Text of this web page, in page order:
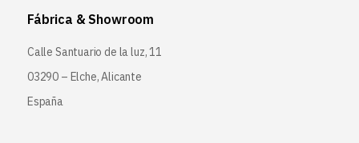
Fábrica & Showroom
Calle Santuario de la luz, 11
03290 – Elche, Alicante
España